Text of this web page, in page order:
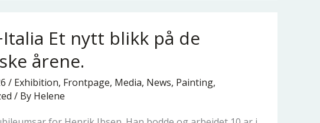
Et nytt blikk på de
årene.
/ Exhibition, Frontpage, Media, News, Painting,
/ By Helene